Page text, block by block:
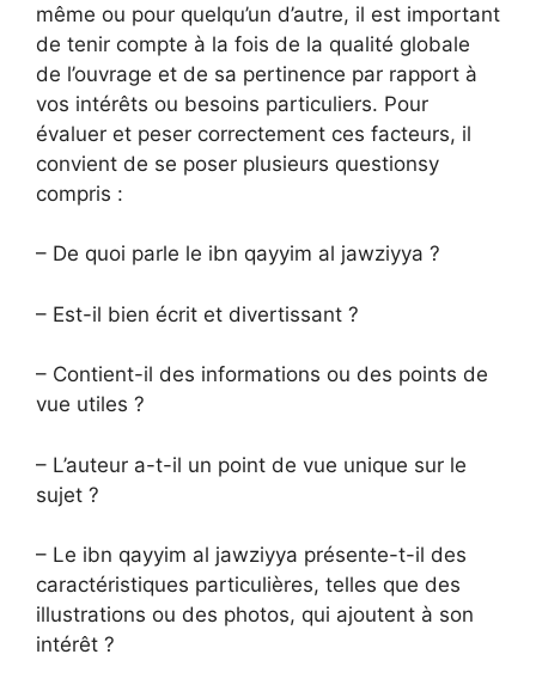
même ou pour quelqu’un d’autre, il est important
de tenir compte à la fois de la qualité globale
de l’ouvrage et de sa pertinence par rapport à
vos intérêts ou besoins particuliers. Pour
évaluer et peser correctement ces facteurs, il
convient de se poser plusieurs questionsy
compris :
– De quoi parle le ibn qayyim al jawziyya ?
– Est-il bien écrit et divertissant ?
– Contient-il des informations ou des points de
vue utiles ?
– L’auteur a-t-il un point de vue unique sur le
sujet ?
– Le ibn qayyim al jawziyya présente-t-il des
caractéristiques particulières, telles que des
illustrations ou des photos, qui ajoutent à son
intérêt ?